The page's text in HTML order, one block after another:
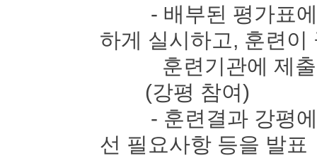
- 배부된 평가표에
하게 실시하고, 훈련이
훈련기관에 제출
(강평 참여)
- 훈련결과 강평에
선 필요사항 등을 발표